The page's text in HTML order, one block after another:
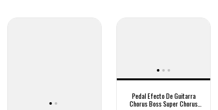
Pedal Efecto De Guitarra
Chorus Boss Super Chorus